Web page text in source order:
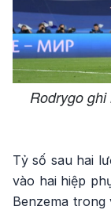
Rodrygo
Tỷ số sau hai
vào hai hiệp
Benzema